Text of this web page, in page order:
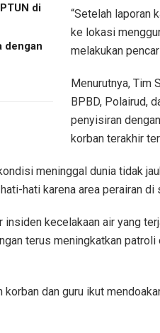
di
dengan
“Setelah laporan
ke lokasi
melakukan
Menurutnya, Tim
BPBD, Polairud,
penyisiran
korban terakhir
meninggal dunia tidak
hati karena area perairan di
kecelakaan air yang
terus meningkatkan
korban dan guru ikut